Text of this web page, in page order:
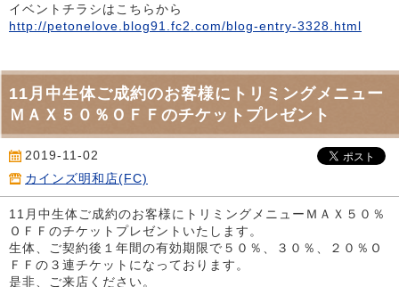
イベントチラシはこちらから
http://petonelove.blog91.fc2.com/blog-entry-3328.html
11月中生体ご成約のお客様にトリミングメニュー
ＭＡＸ５０％ＯＦＦのチケットプレゼント
2019-11-02
カインズ明和店(FC)
11月中生体ご成約のお客様にトリミングメニューＭＡＸ５０％
ＯＦＦのチケットプレゼントいたします。
生体、ご契約後１年間の有効期限で５０％、３０％、２０％Ｏ
ＦＦの３連チケットになっております。
是非、ご来店ください。